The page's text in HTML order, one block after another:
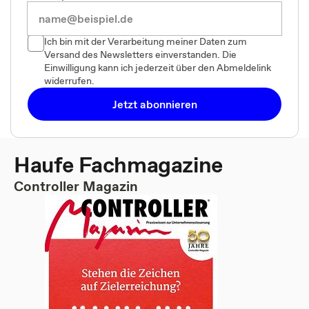
Ich bin mit der Verarbeitung meiner Daten zum
Versand des Newsletters einverstanden. Die
Einwilligung kann ich jederzeit über den Abmeldelink
widerrufen.
Jetzt abonnieren
Haufe Fachmagazine
Controller Magazin